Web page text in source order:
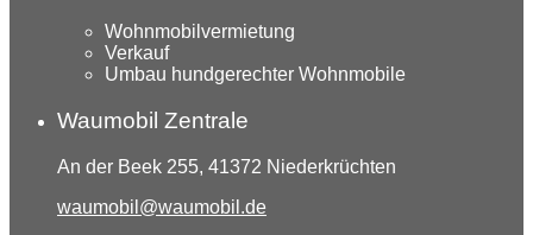
Wohnmobilvermietung
Verkauf
Umbau hundgerechter Wohnmobile
Waumobil Zentrale
An der Beek 255, 41372 Niederkrüchten
waumobil@waumobil.de